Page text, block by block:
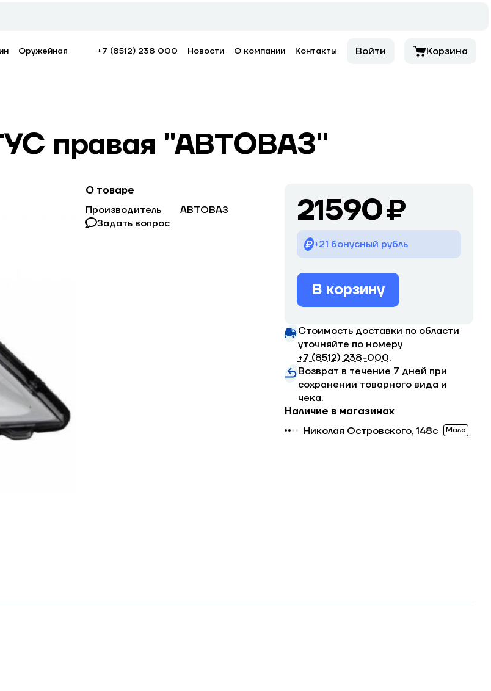
Оружейная +7 (8512) 238 000 Новости О компании Контакты Войти Корзина
правая "АВТОВАЗ"
О товаре
Производитель
АВТОВАЗ
Задать вопрос
21590 ₽
+21 бонусный рубль
В корзину
Стоимость доставки по области
уточняйте по номеру
+7 (8512) 238−000.
Возврат в течение 7 дней при
сохранении товарного вида и
чека.
Наличие в магазинах
Николая Островского, 148с
Мало